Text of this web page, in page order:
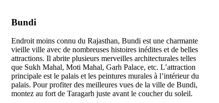
Bundi
Endroit moins connu du Rajasthan, Bundi est une charmante
vieille ville avec de nombreuses histoires inédites et de belles
attractions. Il abrite plusieurs merveilles architecturales telles
que Sukh Mahal, Moti Mahal, Garh Palace, etc. L’attraction
principale est le palais et les peintures murales à l’intérieur du
palais. Pour profiter des meilleures vues de la ville de Bundi,
montez au fort de Taragarh juste avant le coucher du soleil.